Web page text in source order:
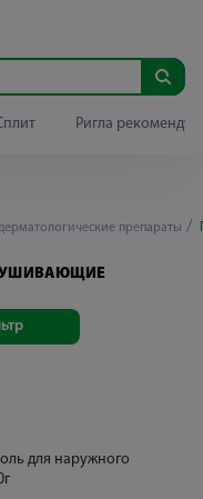
Ригла
препараты
для наружного